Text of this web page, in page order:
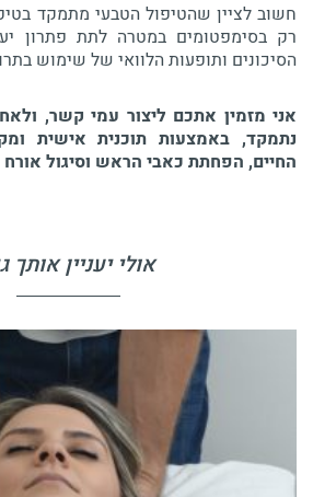
חשוב לציין שהטיפול הטבעי מתמקד
רק בסימפטומים במטרה לתת פתרון
הסיכונים ותופעות הלוואי של שימוש
אני מזמין אתכם ליצור עמי קשר,
נתמקד, באמצעות תוכנית אישית
החיים, הפחתת כאבי הראש וסיגול אורח
אולי יעניין אותך